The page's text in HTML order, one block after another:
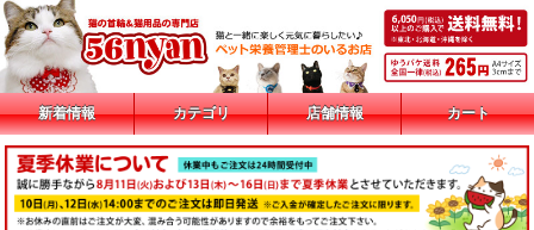
新着情報 カテゴリ 店舗情報 カート